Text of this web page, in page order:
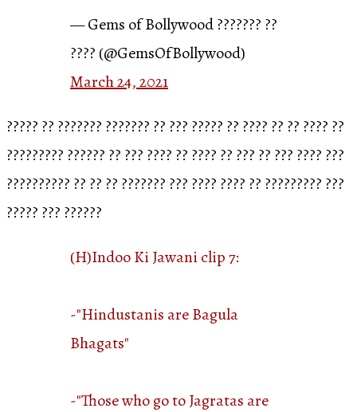
— Gems of Bollywood ??????? ??
???? (@GemsOfBollywood)
March 24, 2021
????? ?? ??????? ??????? ?? ??? ????? ?? ???? ?? ?? ???? ??
????????? ?????? ?? ??? ???? ?? ???? ?? ??? ?? ??? ???? ???
?????????? ?? ?? ?? ??????? ??? ???? ???? ?? ????????? ???
????? ??? ??????
(H)Indoo Ki Jawani clip 7:
-"Hindustanis are Bagula
Bhagats"
-"Those who go to Jagratas are